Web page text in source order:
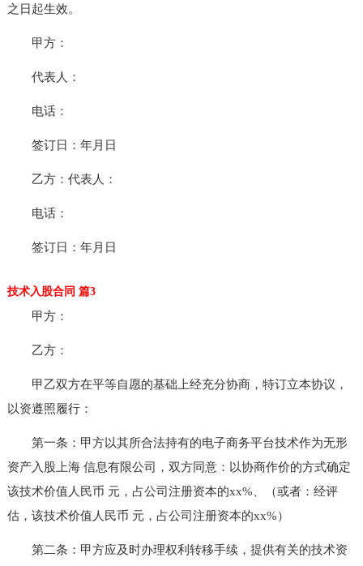
之日起生效。
甲方：
代表人：
电话：
签订日：年月日
乙方：代表人：
电话：
签订日：年月日
技术入股合同 篇3
甲方：
乙方：
甲乙双方在平等自愿的基础上经充分协商，特订立本协议，
以资遵照履行：
第一条：甲方以其所合法持有的电子商务平台技术作为无形
资产入股上海 信息有限公司，双方同意：以协商作价的方式确定
该技术价值人民币 元，占公司注册资本的xx%、（或者：经评
估，该技术价值人民币 元，占公司注册资本的xx%）
第二条：甲方应及时办理权利转移手续，提供有关的技术资